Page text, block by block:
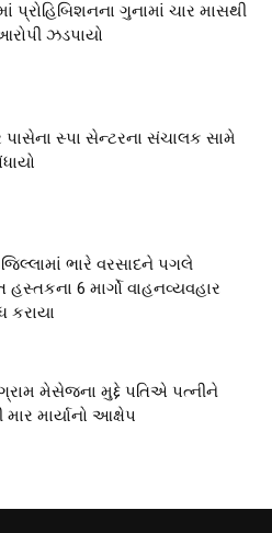
પ્રોહિબિશનના ગુનામાં ચાર માસથી
ઝડપાયો
પાસેના સ્પા સેન્ટરના સંચાલક સામે
જિલ્લામાં ભારે વરસાદને પગલે
હસ્તકના 6 માર્ગો વાહનવ્યવહાર
કરાયા
મેસેજના મુદ્દે પતિએ પત્નીને
માર્યાનો આક્ષેપ